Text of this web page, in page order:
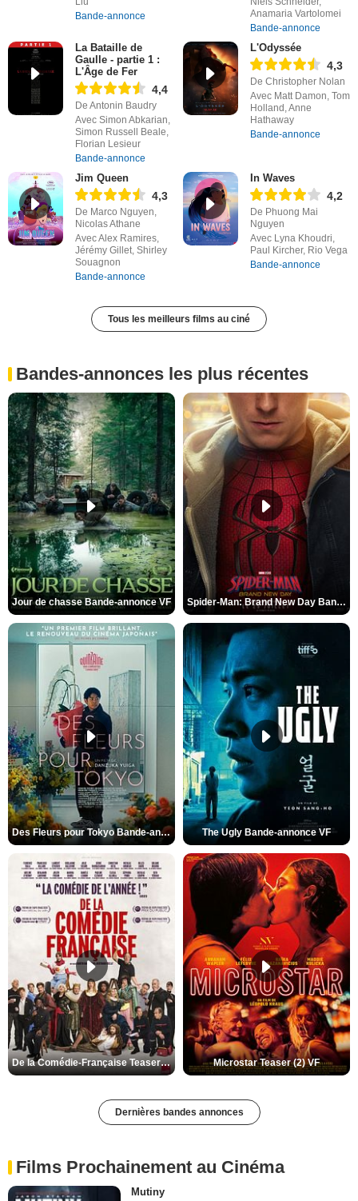
Bande-annonce
Anamaria Vartolomei
Bande-annonce
La Bataille de
Gaulle - partie 1 :
L'Âge de Fer
4,4
De Antonin Baudry
Avec Simon Abkarian,
Simon Russell Beale,
Florian Lesieur
Bande-annonce
L'Odyssée
4,3
De Christopher Nolan
Avec Matt Damon, Tom
Holland, Anne
Hathaway
Bande-annonce
Jim Queen
4,3
De Marco Nguyen,
Nicolas Athane
Avec Alex Ramires,
Jérémy Gillet, Shirley
Souagnon
Bande-annonce
In Waves
4,2
De Phuong Mai
Nguyen
Avec Lyna Khoudri,
Paul Kircher, Rio Vega
Bande-annonce
Tous les meilleurs films au ciné
Bandes-annonces les plus récentes
Jour de chasse Bande-annonce VF Spider-Man: Brand New Day Bande-annonce (3) VO STFR
Des Fleurs pour Tokyo Bande-annonce VO STFR The Ugly Bande-annonce VF
De la Comédie-Française Teaser (3) VF Microstar Teaser (2) VF
Dernières bandes annonces
Films Prochainement au Cinéma
Mutiny